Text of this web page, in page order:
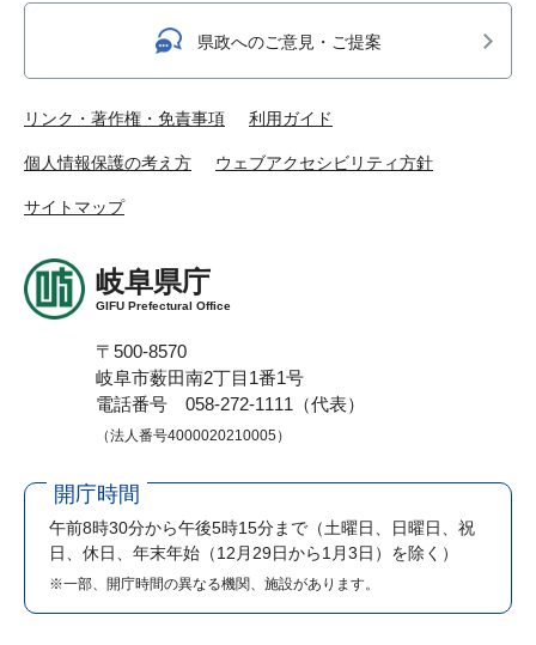
県政へのご意見・ご提案
リンク・著作権・免責事項 利用ガイド
個人情報保護の考え方 ウェブアクセシビリティ方針
サイトマップ
岐阜県庁
GIFU Prefectural Office
〒500-8570
岐阜市薮田南2丁目1番1号
電話番号 058-272-1111（代表）
（法人番号4000020210005）
開庁時間
午前8時30分から午後5時15分まで （土曜日、日曜日、祝
日、休日、年末年始（12月29日から1月3日）を除く）
※一部、開庁時間の異なる機関、施設があります。